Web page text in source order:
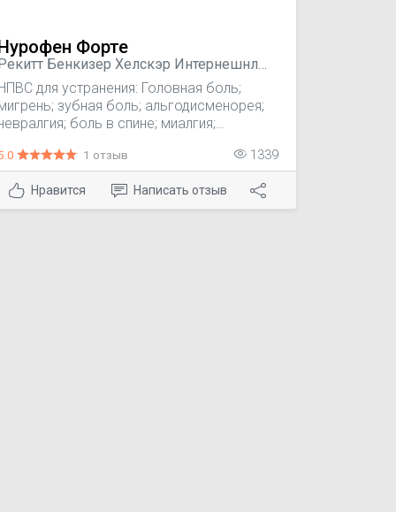
Форте
Рекитт Бенкизер Хелскэр Интернешнл
Великобритания
НПВС для устранения: Головная боль;
зубная боль; альгодисменорея;
боль в спине; миалгия;
и ОРВИ.1 отзыв 1339
Нравится Написать отзыв